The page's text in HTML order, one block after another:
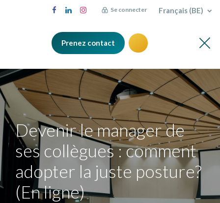
Se connecter Français (BE)
Prenez contact
Devenir le manager de
ses collègues : comment
adopter la juste posture?
(En ligne)